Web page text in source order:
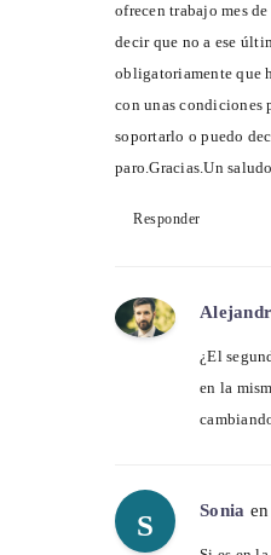
ofrecen trabajo mes
decir que no a ese
obligatoriamente que
con unas condiciones
soportarlo o puedo
paro.Gracias.Un
Responder
¿El
en la
S Sonia